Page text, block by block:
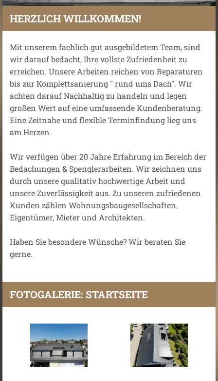
HERZLICH WILLKOMMEN!
Mit unserem fachlich gut ausgebildetem Team, sind
wir darauf bedacht, Ihre vollste Zufriedenheit zu
erreichen. Unsere Arbeiten reichen von Reparaturen
bis zur Komplettsanierung " rund ums Dach". Wir
achten darauf Nachhaltig zu handeln und legen
großen Wert auf eine umfassende Kundenberatung.
Eine Zeitnahe und flexible Terminfindung lieg uns
am Herzen.
Wir verfügen über 20 Jahre Erfahrung im Bereich der
Bedachungen & Spenglerarbeiten. Wir zeichnen uns
durch unsere qualitativ hochwertige Arbeit und
unsere Zuverlässigkeit aus. Zu unseren zufriedenen
Kunden zählen Wohnungsbaugesellschaften,
Eigentümer, Mieter und Architekten.
Haben Sie besondere Wünsche? Wir beraten Sie
gerne.
FOTOGALERIE: STARTSEITE